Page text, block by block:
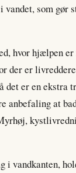
som gør
hvor hjælpen
der er
det er en ekstra
anbefaling at
vandkanten,